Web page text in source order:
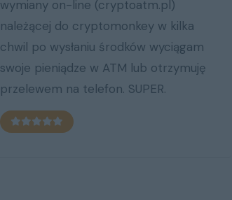
zapytań o płatności w krypto.
Uważamy że integracja bramki od
cryptoatm.pl / cryptomonkey.net
przynosi nam wymierne zyski od
nowych klientów.